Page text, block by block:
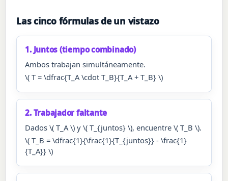
Las cinco fórmulas de un vistazo
1. Juntos (tiempo combinado)
Ambos trabajan simultáneamente.
\( T = \dfrac{T_A \cdot T_B}{T_A + T_B} \)
2. Trabajador faltante
Dados \( T_A \) y \( T_{juntos} \), encuentre \( T_B \).
\( T_B = \dfrac{1}{\frac{1}{T_{juntos}} - \frac{1}
{T_A}} \)